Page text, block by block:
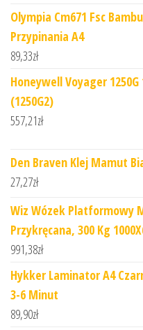
Olympia Cm671 Fsc
Przypinania A4
89,33zł
Honeywell Voyager
(1250G2)
557,21zł
Den Braven Klej Mamut
27,27zł
Wiz Wózek Platformowy
Przykręcana, 300 Kg
991,38zł
Hykker Laminator A4
3-6 Minut
89,90zł